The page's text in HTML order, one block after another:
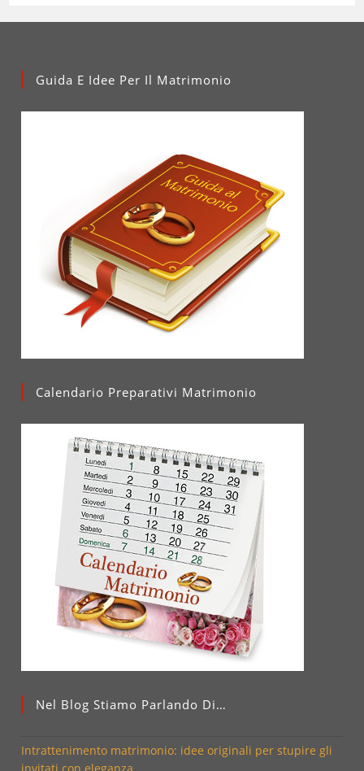
Guida E Idee Per Il Matrimonio
Calendario Preparativi Matrimonio
Nel Blog Stiamo Parlando Di…
Intrattenimento matrimonio: idee originali per stupire gli